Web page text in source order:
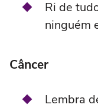
Ri de
ninguém
Câncer
Lembra